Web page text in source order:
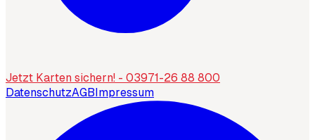
Jetzt Karten sichern! - 03971-26 88 800
DatenschutzAGBImpressum